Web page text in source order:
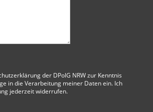
der DPolG NRWzur Kenntnis
in die Verarbeitung meiner Daten ein. Ich
jederzeit widerrufen.